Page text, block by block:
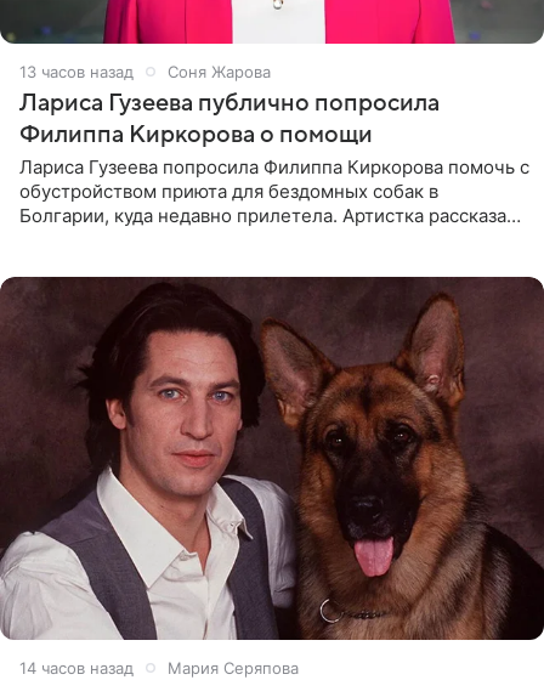
13 часов назад Соня Жарова
Лариса Гузеева публично попросила
Филиппа Киркорова о помощи
Лариса Гузеева попросила Филиппа Киркорова помочь с
обустройством приюта для бездомных собак в
Болгарии, куда недавно прилетела. Артистка рассказала
14 часов назад Мария Серяпова